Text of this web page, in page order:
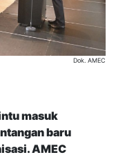
Dok. AMEC
masuk
baru
AMEC